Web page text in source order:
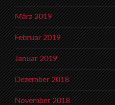
März 2019
Februar 2019
Januar 2019
Dezember 2018
November 2018